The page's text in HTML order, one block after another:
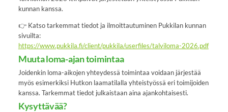
kunnan kanssa.
👉 Katso tarkemmat tiedot ja ilmoittautuminen Pukkilan kunnan
sivuilta:
https://www.pukkila.fi/client/pukkila/userfiles/talviloma-2026.pdf
Muuta loma-ajan toimintaa
Joidenkin loma-aikojen yhteydessä toimintaa voidaan järjestää
myös esimerkiksi Hutkon laamatilalla yhteistyössä eri toimijoiden
kanssa. Tarkemmat tiedot julkaistaan aina ajankohtaisesti.
Kysyttävää?